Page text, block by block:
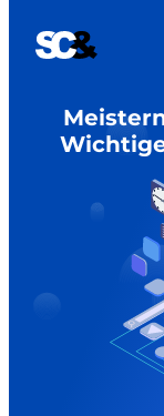
Inhalt